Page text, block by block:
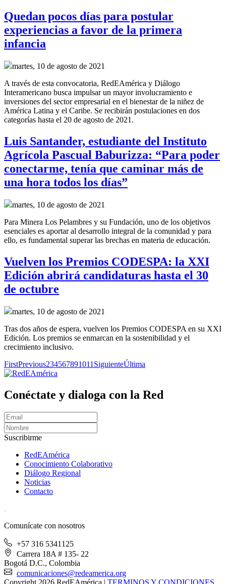
Quedan pocos días para postular
experiencias a favor de la primera
infancia
martes, 10 de agosto de 2021
A través de esta convocatoria, RedEAmérica y Diálogo
Interamericano busca impulsar un mayor involucramiento e
inversiones del sector empresarial en el bienestar de la niñez de
América Latina y el Caribe. Se recibirán postulaciones en dos
categorías hasta el 20 de agosto de 2021.
Luis Santander, estudiante del Instituto
Agrícola Pascual Baburizza: “Para poder
conectarme, tenía que caminar más de
una hora todos los días”
martes, 10 de agosto de 2021
Para Minera Los Pelambres y su Fundación, uno de los objetivos
esenciales es aportar al desarrollo integral de la comunidad y para
ello, es fundamental superar las brechas en materia de educación.
Vuelven los Premios CODESPA: la XXI
Edición abrirá candidaturas hasta el 30
de octubre
martes, 10 de agosto de 2021
Tras dos años de espera, vuelven los Premios CODESPA en su XXI
Edición. Los premios se enmarcan en la sostenibilidad y el
crecimiento inclusivo.
FirstPrevious234567891011 SiguienteÚltima
Conéctate y dialoga con la Red
Suscribirme
RedEAmérica
Conocimiento Colaborativo
Diálogo Regional
Noticias
Contacto
Comunícate con nosotros
+57 316 5341125
Carrera 18A # 135- 22
Bogotá D.C., Colombia
comunicaciones@redeamerica.org
Copyright 2026 RedEAmérica | TERMINOS Y CONDICIONES